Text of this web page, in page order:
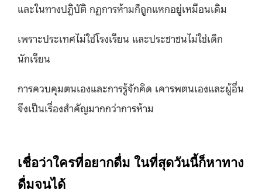
และในทางปฎิบัติ กฏการห้ามก็ถูกแหกอยู่เหมือนเดิม
เพราะประเทศไม่ใช่โรงเรียน และประชาชนไม่ใช่เด็ก
นักเรียน
การควบคุมตนเองและการรู้จักคิด เคารพตนเองและผู้อื่น
จึงเป็นเรื่องสำคัญมากกว่าการห้าม
เชื่อว่าใครที่อยากดื่ม ในที่สุดวันนี้ก็หาทาง
ดื่มจนได้